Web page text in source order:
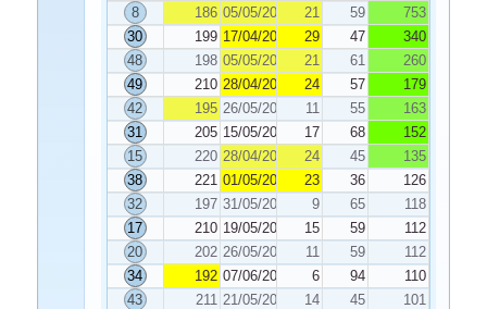
8
186 05/05/2021 21 59
753
30
199 17/04/2021 29 47
340
48
198 05/05/2021 21 61
260
49
210 28/04/2021 24 57
179
42
195 26/05/2021 11 55
163
31
205 15/05/2021 17 68
152
15
220 28/04/2021 24 45
135
38
221 01/05/2021 23 36
126
32
197 31/05/2021 9 65
118
17
210 19/05/2021 15 59
112
20
202 26/05/2021 11 59
112
34
192 07/06/2021 6 94
110
43
211 21/05/2021 14 45
101